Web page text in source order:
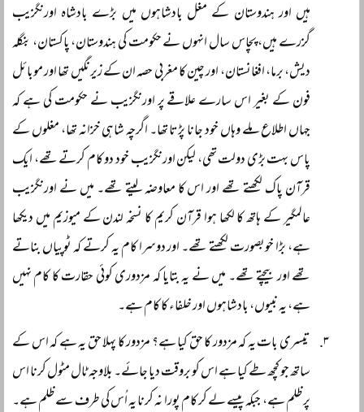
ہیں اور ہندوستان کے مغل بادشاہوں میں بڑے بادشاہ اورنگزیب
گزرے ہیں، پچاس سال انہوں نے حکومت کی ہندوستان، پاکستان، بنگلہ
دیش، برما، افغانستان، اور چین کا مغربی حصہ ان کے زیرنگیں تھا اور موبائل
فون کے بغیر اس سارے علاقے پر اورنگزیب نے حکومت کی ہے کہ
جہاں اطلاع ملے وہاں خود جانا پڑتا تھا۔ اگرچہ شاہی خزانہ تھا، مغلوں کے
پاس بہت بڑی دولت تھی، لیکن اورنگزیب خود دو کام کرتے تھے، ایک
قرآن پاک لکھتے تھے اور اس کا معاوضہ لیتے تھے۔ میں نے اورنگزیب
عالمگیر کے ہاتھ کا لکھا ہوا قرآن کریم کا نسخہ لندن کے میوزیم میں دیکھا
ہے، بڑا خوبصورت لکھتے تھے۔ اور دوسرا کام یہ کرتے کہ ٹوپیاں بناتے
تھے اور بیچتے تھے۔ میں نے یہ بتایا کہ مزدوری کوئی حقارت کا کام نہیں
ہے، یہ نبیوں، بادشاہوں اور خلفاء کا کام ہے۔
تیسری بات یہ کہ مزدور کا حق کیا ہے؟ مزدور کا پہلا حق یہ ہے کہ اس کے
ساتھ جو کچھ طے کیا ہے اس کو بروقت دیا جائے۔ بلاوجہ ٹال مٹول کرنا اس
پر ظلم ہے، جبکہ پیسے لے کر کام پورا نہ کرنا یہ اُس کی طرف سے ظلم ہے۔